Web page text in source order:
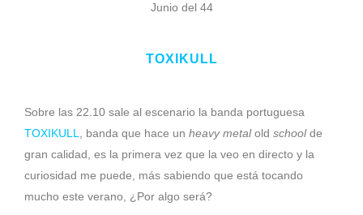
Junio del 44
TOXIKULL
Sobre las 22.10 sale al escenario la banda portuguesa
TOXIKULL
, banda que hace un heavy metalold schoolde
gran calidad, es la primera vez que la veo en directo y la
curiosidad me puede, más sabiendo que está tocando
mucho este verano, ¿Por algo será?